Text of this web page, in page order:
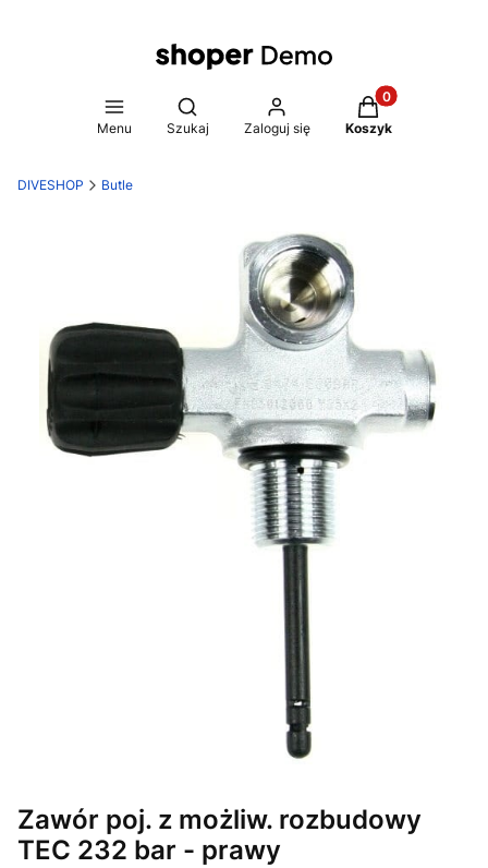
Menu
Otwórz wyszukiwarkę
Szukaj Zaloguj się
Produkty w
Koszyk
DIVESHOP Butle
Zawór poj. z możliw. rozbudowy
TEC 232 bar - prawy